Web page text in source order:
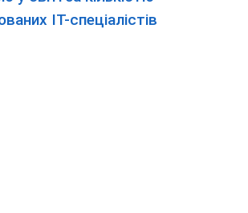
IT-спеціалістів